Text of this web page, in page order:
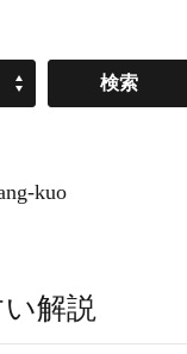
kuo
解説